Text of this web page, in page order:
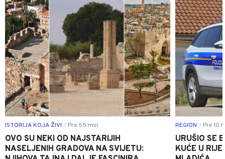
ISTORIJA KOJA ŽIVI Pre 55 min
OVO SU NEKI OD NAJSTARIJIH
NASELJENIH GRADOVA NA SVIJETU:
REGION Pre 10 h
URUŠIO SE
KUĆE U